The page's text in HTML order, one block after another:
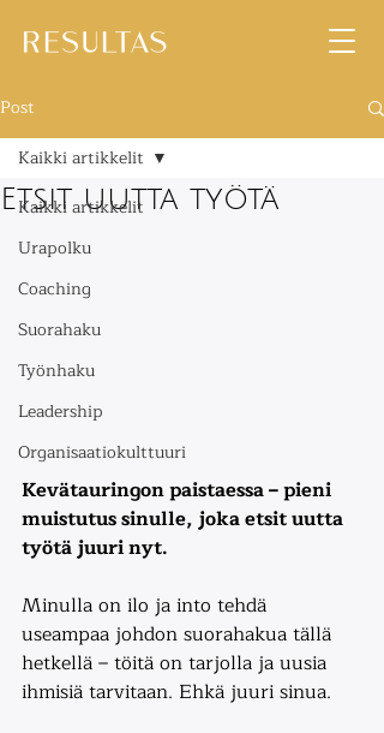
Post
Kaikki artikkelit
Urapolku
Coaching
Suorahaku
Työnhaku
Leadership
Organisaatiokulttuuri
Kaikki artikkelit
Etsit uutta työtä
Kevätauringon paistaessa – pieni
muistutus sinulle, joka etsit uutta
työtä juuri nyt.
Minulla on ilo ja into tehdä
useampaa johdon suorahakua tällä
hetkellä – töitä on tarjolla ja uusia
ihmisiä tarvitaan. Ehkä juuri sinua.